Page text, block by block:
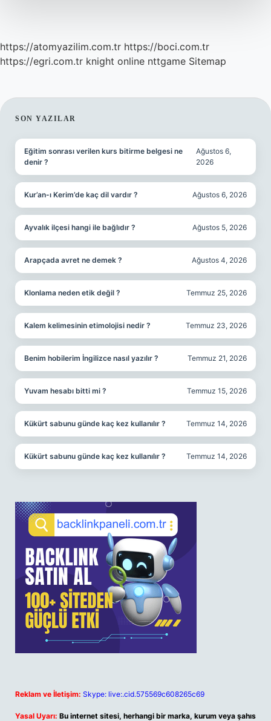
https://atomyazilim.com.tr https://boci.com.tr
https://egri.com.tr knight online nttgame Sitemap
SIDEBAR
SON YAZILAR
Eğitim sonrası verilen kurs bitirme belgesi ne
denir ?
Ağustos 6,
2026
Kur’an-ı Kerim’de kaç dil vardır ? Ağustos 6, 2026
Ayvalık ilçesi hangi ile bağlıdır ? Ağustos 5, 2026
Arapçada avret ne demek ? Ağustos 4, 2026
Klonlama neden etik değil ? Temmuz 25, 2026
Kalem kelimesinin etimolojisi nedir ? Temmuz 23, 2026
Benim hobilerim İngilizce nasıl yazılır ? Temmuz 21, 2026
Yuvam hesabı bitti mi ? Temmuz 15, 2026
Kükürt sabunu günde kaç kez kullanılır ? Temmuz 14, 2026
Kükürt sabunu günde kaç kez kullanılır ? Temmuz 14, 2026
Reklam ve İletişim: Skype: live:.cid.575569c608265c69
Yasal Uyarı: Bu internet sitesi, herhangi bir marka, kurum veya şahıs